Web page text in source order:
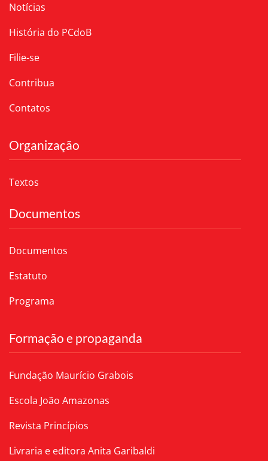
Notícias
História do PCdoB
Filie-se
Contribua
Contatos
Organização
Textos
Documentos
Documentos
Estatuto
Programa
Formação e propaganda
Fundação Maurício Grabois
Escola João Amazonas
Revista Princípios
Livraria e editora Anita Garibaldi